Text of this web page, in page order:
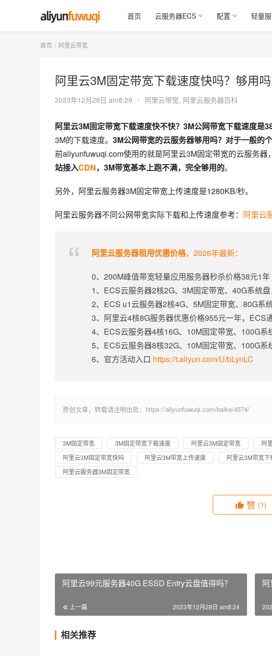
首页 云服务器ECS 配置 轻量
首页 阿里云带宽
阿里云3M固定带宽下载速度快吗？够用吗
2023年12月28日 am8:29 • 阿里云带宽, 阿里云服务器百科
阿里云3M固定带宽下载速度快不快？3M公网带宽下载速度是
3M的下载速度。 3M公网带宽的云服务器够用吗？对于一般的
前aliyunfuwuqi.com使用的就是阿里云3M固定带宽的云服务器
站接入CDN，3M带宽基本上跑不满，完全够用的。
另外，阿里云服务器3M固定带宽上传速度是1280KB/秒。
阿里云服务器不同公网带宽实际下载和上传速度参考： 阿里云
阿里云服务器租用优惠价格，2026年最新：
0、200M峰值带宽轻量应用服务器秒杀价格38元1年
1、ECS云服务器2核2G、3M固定带宽、40G系统盘
2、ECS u1云服务器2核4G、5M固定带宽、80G系
3、阿里云4核8G服务器优惠价格955元一年，ECS
4、ECS云服务器4核16G、10M固定带宽、100G系
5、ECS云服务器8核32G、10M固定带宽、100G系
6、官方活动入口 https://t.aliyun.com/U/bLynLC
原创文章，转载请注明出处：https://aliyunfuwuqi.com/baike/4574/
3M固定带宽 3M固定带宽下载速度 阿里云3M固定带宽 阿
阿里云3M固定带宽快吗
阿里云3M带宽上传速度 阿里云3M带宽下
阿里云服务器3M固定带宽
赞 (1)
阿里云99元服务器40G ESSD Entry云盘值得吗？
上一篇 2023年12月28日 am8:24
相关推荐